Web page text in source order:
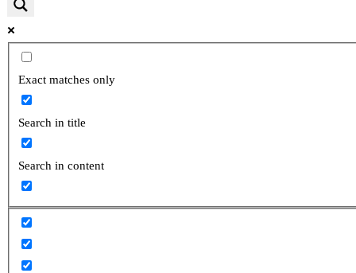
search
Exact matches only
Search in title
Search in content